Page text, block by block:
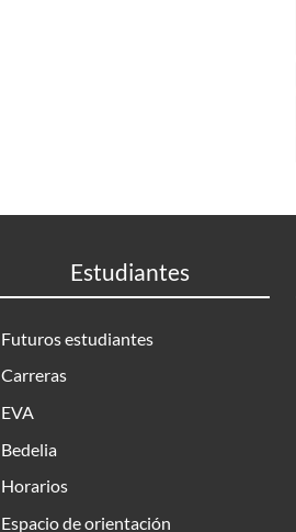
Estudiantes
Futuros estudiantes
Carreras
EVA
Bedelia
Horarios
Espacio de orientación